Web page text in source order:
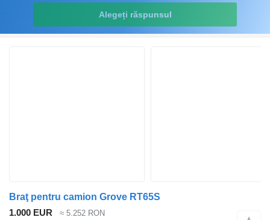
Alegeți răspunsul
Braţ pentru camion Grove RT65S
1.000 EUR
≈ 5.252 RON